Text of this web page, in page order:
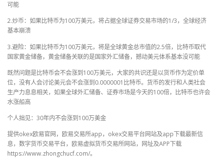
可能
2.炒币：如果比特币为100万美元，将占据全球证券交易市场的1/3，全球经济
基本崩溃
3.避险：如果比特币为100万美元，将是全球黄金总市值的2.5倍，比特币取代
国家黄金储备，黄金储备关联的是国家外汇储备，撼动美元体系基本没可能
既然问题是比特币会不会涨到100万美元，大家的共识还是以货币作为定价单
位，没有人会讨论美元会不会涨到0.0000001比特币。货币的发行和人类社会
生产力息息相关，如果全球外汇储备、证券市场是今天的100倍，比特币也许会
水涨船高
个人拙见：30年内不会涨到100万美金
提供okex欧易官网，欧易交易所app，okex交易平台网站及app下载最新信
息，数字货币交易平台，欧易虚拟货币交易所网站，网址及APP下载
https://www.zhongchucf.com/。